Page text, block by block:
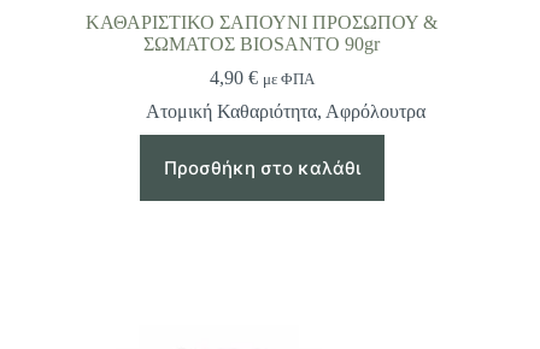
ΚΑΘΑΡΙΣΤΙΚΟ ΣΑΠΟΥΝΙ ΠΡΟΣΩΠΟΥ &
ΣΩΜΑΤΟΣ BIOSANTO 90gr
4,90 € με ΦΠΑ
Ατομική Καθαριότητα, Αφρόλουτρα
Προσθήκη στο καλάθι